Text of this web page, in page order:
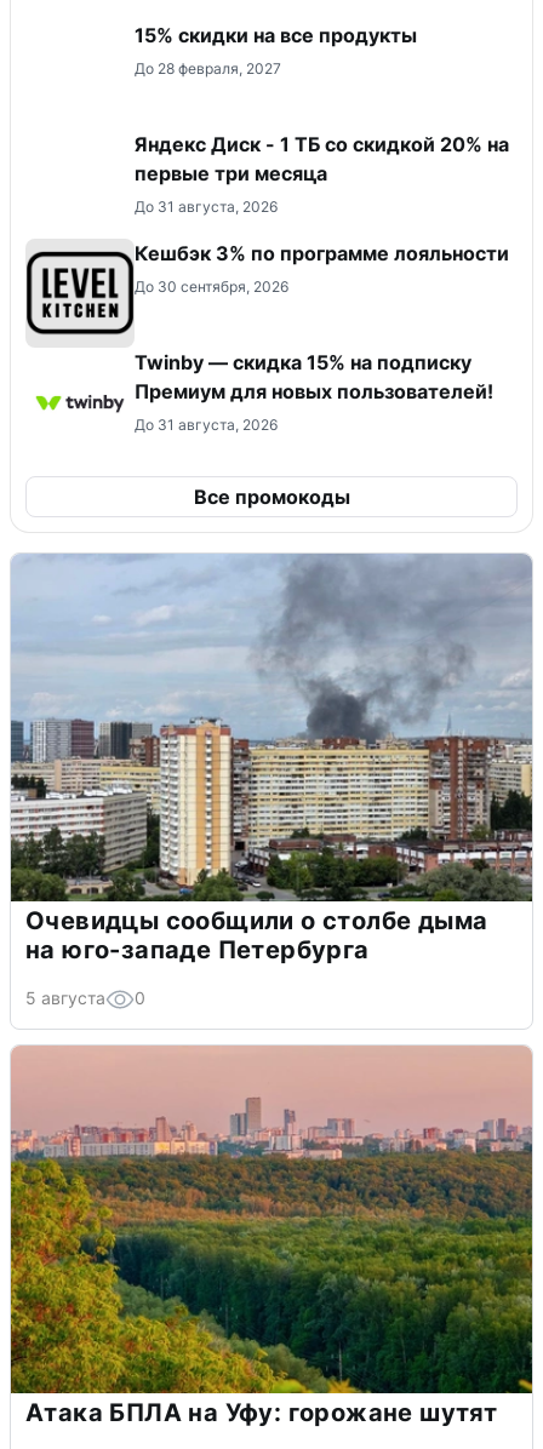
15% скидки на все продукты
До 28 февраля, 2027
Яндекс Диск - 1 ТБ со скидкой 20% на
первые три месяца
До 31 августа, 2026
Кешбэк 3% по программе лояльности
До 30 сентября, 2026
Twinby — скидка 15% на подписку
Премиум для новых пользователей!
До 31 августа, 2026
Все промокоды
Очевидцы сообщили о столбе дыма
на юго-западе Петербурга
5 августа 0
Атака БПЛА на Уфу: горожане шутят